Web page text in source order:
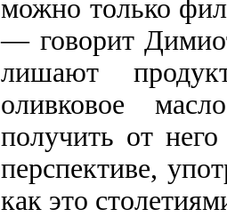
можно только
— говорит
лишают
оливковое
получить от
перспективе,
как это